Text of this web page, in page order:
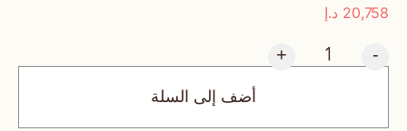
20,758 د.إ
-
+
أضف إلى السلة